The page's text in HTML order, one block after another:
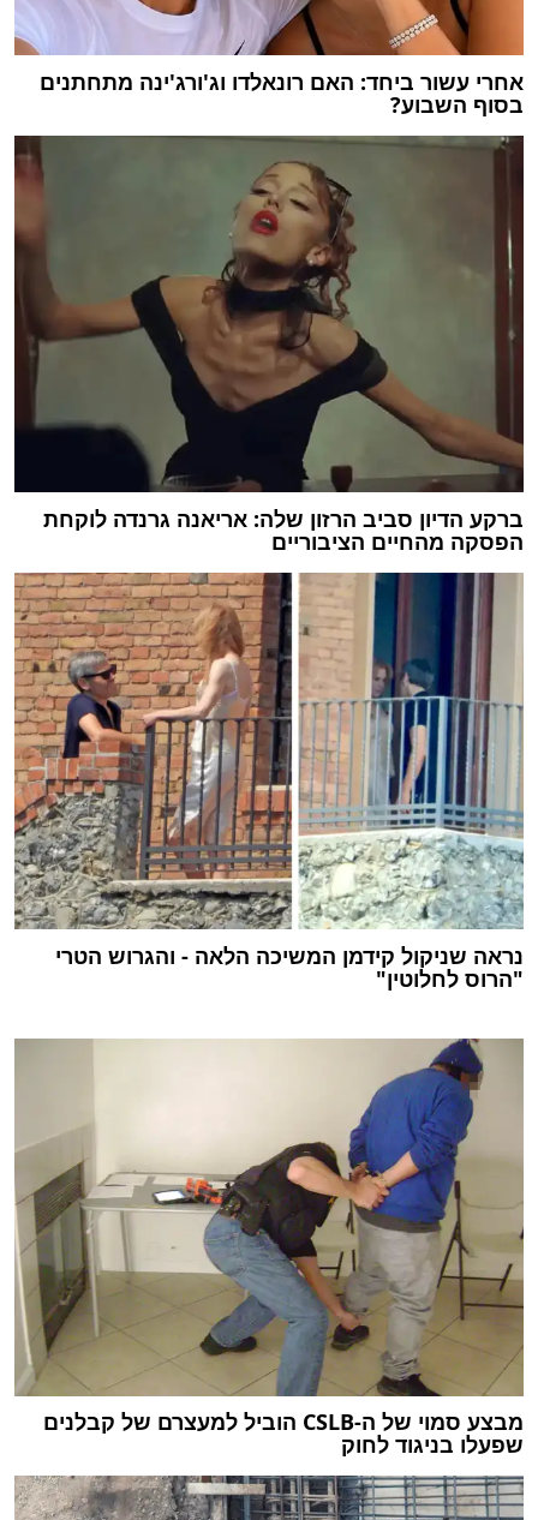
אחרי עשור ביחד: האם רונאלדו וג'ורג'ינה מתחתנים
בסוף השבוע?
ברקע הדיון סביב הרזון שלה: אריאנה גרנדה לוקחת
הפסקה מהחיים הציבוריים
נראה שניקול קידמן המשיכה הלאה - והגרוש הטרי
"הרוס לחלוטין"
מבצע סמוי של ה-CSLB הוביל למעצרם של קבלנים
שפעלו בניגוד לחוק